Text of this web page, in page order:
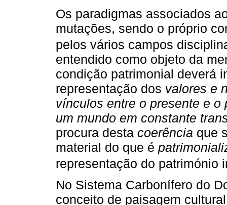
Os paradigmas associados
mutações, sendo o próprio
pelos vários campos
entendido como objeto da
condição patrimonial deverá
representação dos valores e
vínculos entre o presente e
um mundo em constante
procura desta coerência que
material do que é
representação do património
No Sistema Carbonífero do
conceito de paisagem